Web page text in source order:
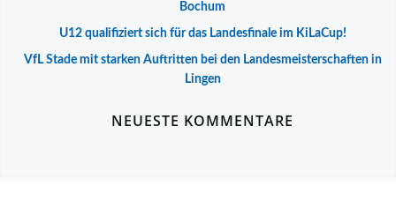
Bochum
U12 qualifiziert sich für das Landesfinale im KiLaCup!
VfL Stade mit starken Auftritten bei den Landesmeisterschaften in
Lingen
NEUESTE KOMMENTARE